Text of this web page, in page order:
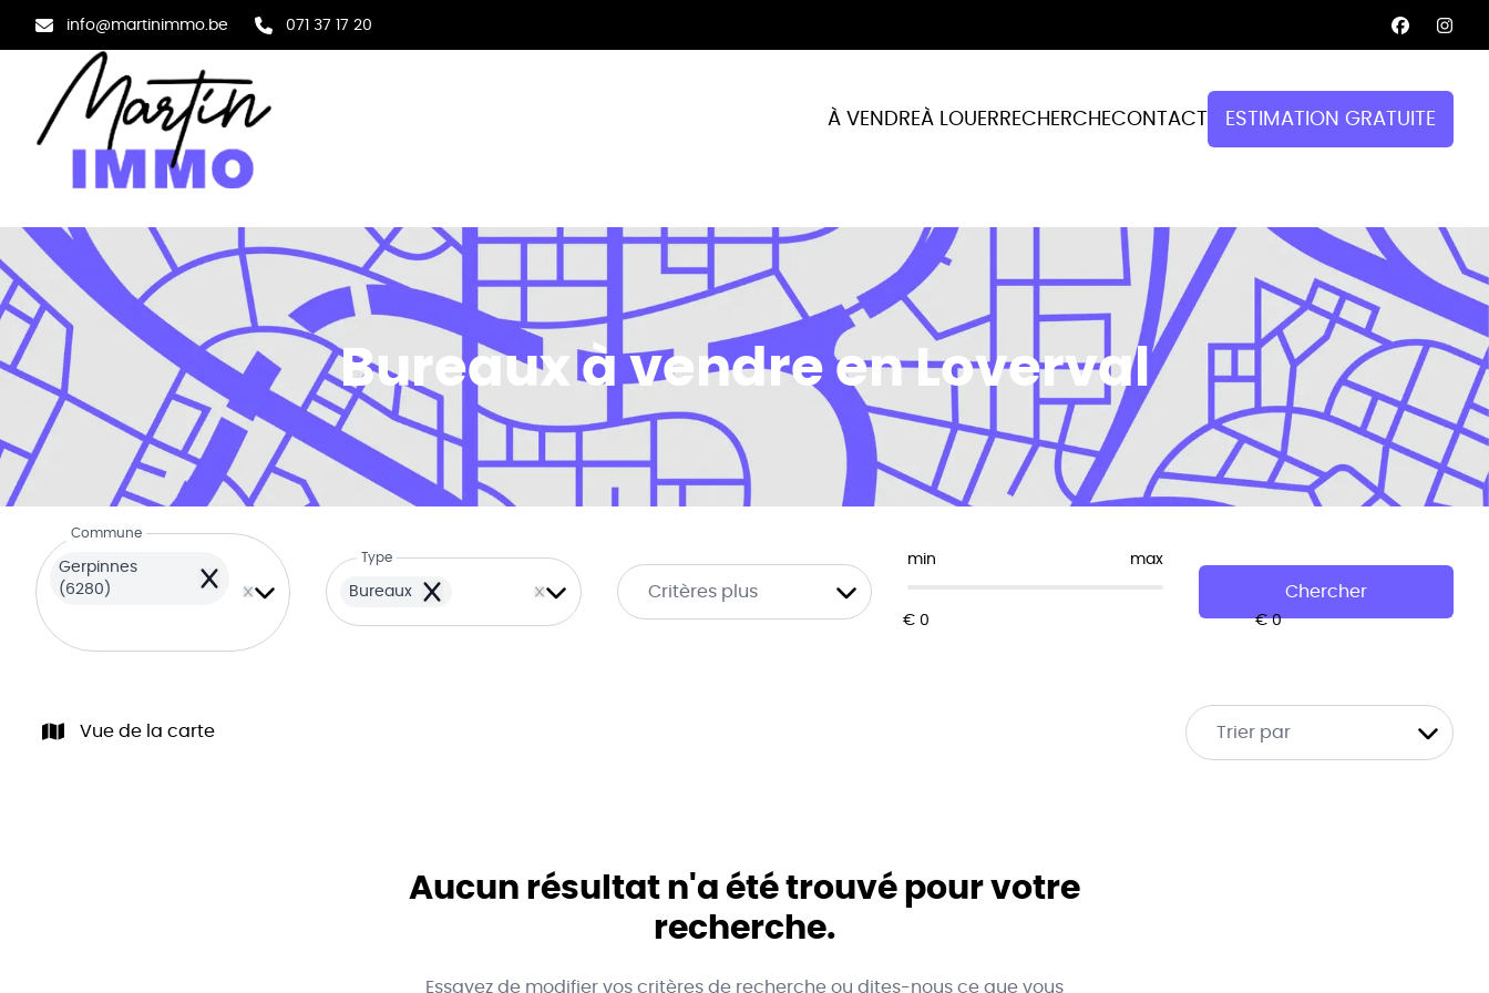
info@martinimmo.be 071 37 17 20
À VENDREÀ LOUERRECHERCHECONTACT ESTIMATION GRATUITE
Bureaux à vendre en Loverval
Commune
Gerpinnes
(6280)
Remove
Type
Bureaux
Remove Critères plus
min max
Chercher
Vue de la carte Trier par
Aucun résultat n'a été trouvé pour votre
recherche.
Essayez de modifier vos critères de recherche ou dites-nous ce que vous